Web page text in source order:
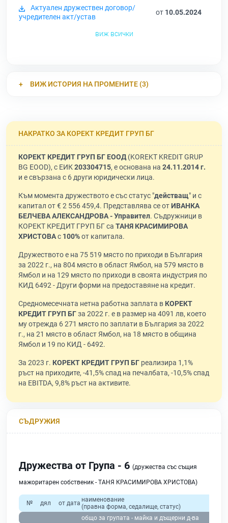
Актуален дружествен договор/
учредителен акт/устав
от 10.05.2024
виж всички
ВИЖ ИСТОРИЯ НА ПРОМЕНИТЕ (3)
НАКРАТКО ЗА КОРЕКТ КРЕДИТ ГРУП БГ
КОРЕКТ КРЕДИТ ГРУП БГ ЕООД(KOREKT KREDIT GRUP
BG EOOD), с ЕИК203304715, е основана на 24.11.2014 г.
и е свързана с 6 други юридически лица.
Към момента дружеството е със статус "действащ" и с
капитал от € 2 556 459,4. Представлява се отИВАНКА
БЕЛЧЕВА АЛЕКСАНДРОВА - Управител. Съдружници в
КОРЕКТ КРЕДИТ ГРУП БГ са ТАНЯ КРАСИМИРОВА
ХРИСТОВАс 100%от капитала.
Дружеството е на 75 519 място по приходи в България
за 2022 г., на 804 място в област Ямбол, на 579 място в
Ямбол и на 129 място по приходи в своята индустрия по
КИД 6492 - Други форми на предоставяне на кредит.
Средномесечната нетна работна заплата в КОРЕКТ
КРЕДИТ ГРУП БГза 2022 г. е в размер на 4091 лв, което
му отрежда 6 271 място по заплати в България за 2022
г., на 21 място в област Ямбол, на 18 място в община
Ямбол и 19 по КИД - 6492.
За 2023 г. КОРЕКТ КРЕДИТ ГРУП БГ реализира 1,1%
ръст на приходите, -41,5% спад на печалбата, -10,5% спад
на EBITDA, 9,8% ръст на активите.
СЪДРУЖИЯ
Дружества от Група - 6 (дружества със същия
мажоритарен собственик - ТАНЯ КРАСИМИРОВА ХРИСТОВА)
№ дял от дата наименование
(правна форма, седалище, статус)
общо за групата - майка и дъщерни д-ва